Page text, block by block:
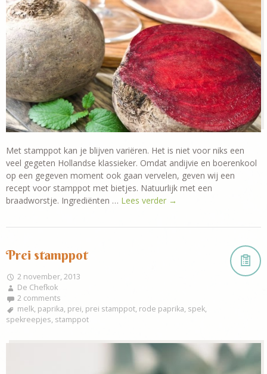
Met stamppot kan je blijven variëren. Het is niet voor niks een
veel gegeten Hollandse klassieker. Omdat andijvie en boerenkool
op een gegeven moment ook gaan vervelen, geven wij een
recept voor stamppot met bietjes. Natuurlijk met een
braadworstje. Ingrediënten … Lees verder →
Prei stamppot
2 november, 2013
De Chefkok
2 comments
melk, paprika, prei, prei stamppot, rode paprika, spek,
spekreepjes, stamppot